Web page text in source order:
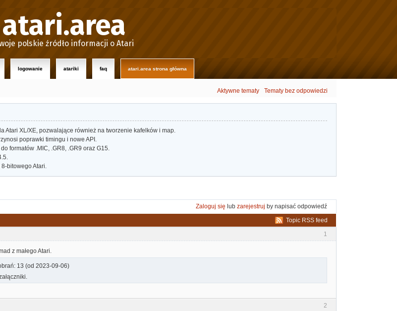
atari.area
polskie źródło informacji o Atari
logowanie atariki faq atari.area strona główna
Aktywne tematy Tematy bez odpowiedzi
Atari XL/XE, pozwalające również na tworzenie kafelków i map.
poprawki timingu i nowe API.
formatów .MIC, .GR8, .GR9 oraz G15.
bitowego Atari.
Zaloguj się lub zarejestruj by napisać odpowiedź
Topic RSS feed
1
z małego Atari.
13 (od 2023-09-06)
2